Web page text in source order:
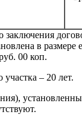
заключения
в размере
00 коп.
– 20 лет.